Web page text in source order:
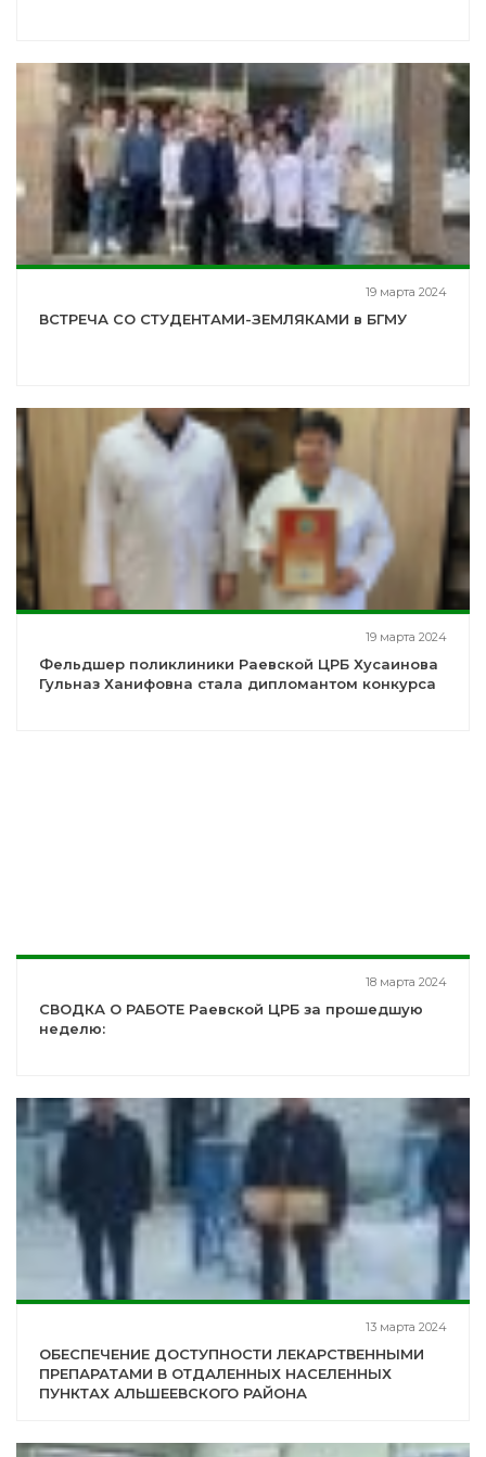
19 марта 2024
ВСТРЕЧА СО СТУДЕНТАМИ-ЗЕМЛЯКАМИ в БГМУ
19 марта 2024
Фельдшер поликлиники Раевской ЦРБ Хусаинова
Гульназ Ханифовна стала дипломантом конкурса
18 марта 2024
СВОДКА О РАБОТЕ Раевской ЦРБ за прошедшую
неделю:
13 марта 2024
ОБЕСПЕЧЕНИЕ ДОСТУПНОСТИ ЛЕКАРСТВЕННЫМИ
ПРЕПАРАТАМИ В ОТДАЛЕННЫХ НАСЕЛЕННЫХ
ПУНКТАХ АЛЬШЕЕВСКОГО РАЙОНА